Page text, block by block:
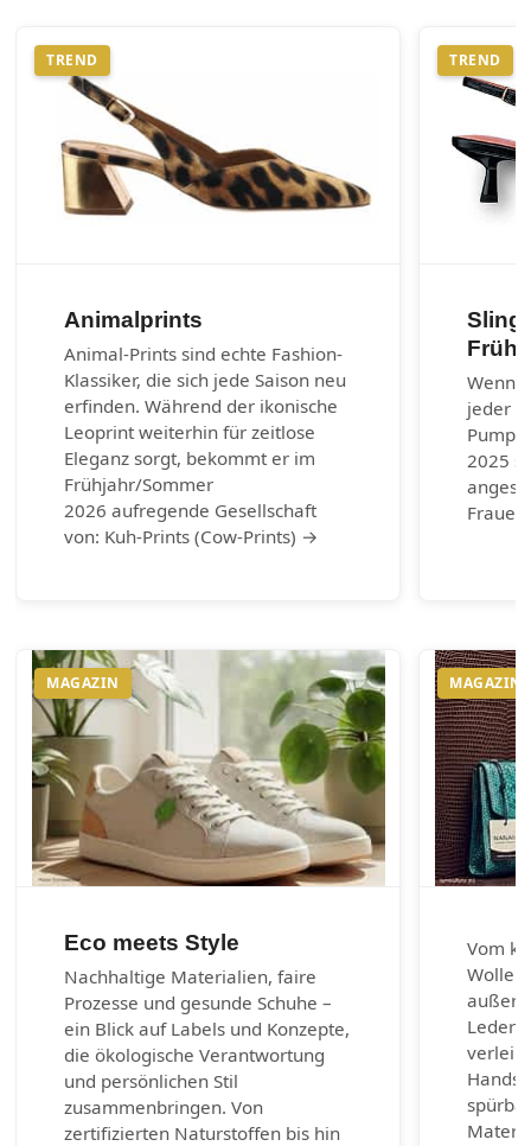
TREND
Animalprints
Animal-Prints sind echte Fashion-
Klassiker, die sich jede Saison neu
erfinden. Während der ikonische
Leoprint weiterhin für zeitlose
Eleganz sorgt, bekommt er im
Frühjahr/Sommer
2026 aufregende Gesellschaft
von: Kuh-Prints (Cow-Prints) →
TREND
Wenn
jeder
2025
MAGAZIN
Eco meets Style
Nachhaltige Materialien, faire
Prozesse und gesunde Schuhe –
ein Blick auf Labels und Konzepte,
die ökologische Verantwortung
und persönlichen Stil
zusammenbringen. Von
zertifizierten Naturstoffen bis hin
MAGAZIN
Vom
Wolle